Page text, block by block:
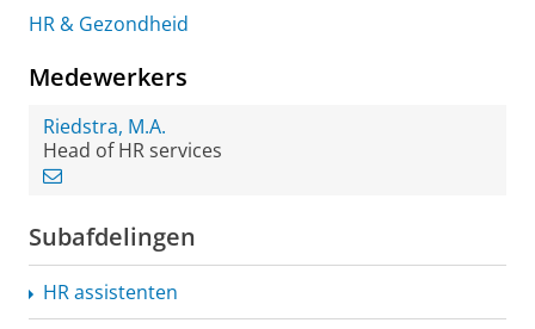
HR & Gezondheid
Medewerkers
Riedstra, M.A.
Head of HR services
Subafdelingen
HR assistenten